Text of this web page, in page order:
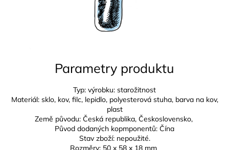
Parametry produktu
Typ: výrobku: starožitnost
Materiál: sklo, kov, filc, lepidlo, polyesterová stuha, barva na kov,
plast
Země původu: Česká republika, Československo,
Původ dodaných kopmponentů: Čína
Stav zboží: nepoužité.